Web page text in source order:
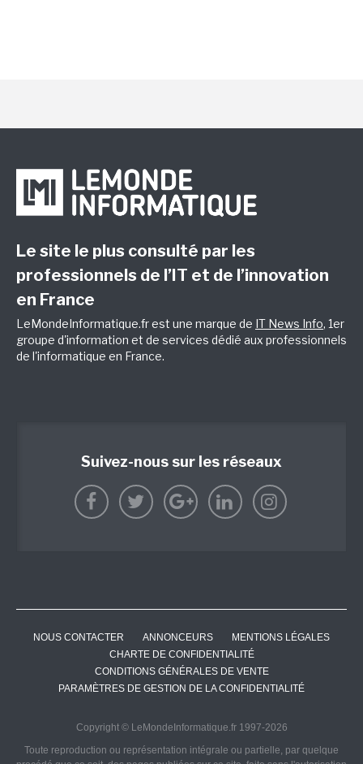
Le site le plus consulté par les
professionnels de l’IT et de l’innovation
en France
LeMondeInformatique.fr est une marque de IT News Info, 1er
groupe d'information et de services dédié aux professionnels
de l'informatique en France.
Suivez-nous sur les réseaux
NOUS CONTACTER ANNONCEURS
MENTIONS LÉGALES
CHARTE DE CONFIDENTIALITÉ
CONDITIONS GÉNÉRALES DE VENTE
PARAMÈTRES DE GESTION DE LA CONFIDENTIALITÉ
Copyright © LeMondeInformatique.fr 1997-2026
Toute reproduction ou représentation intégrale ou partielle, par quelque